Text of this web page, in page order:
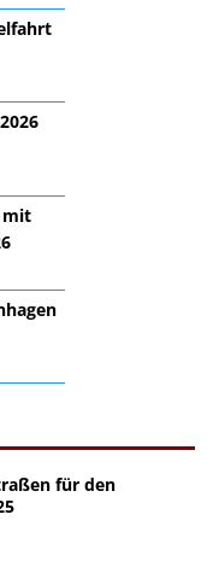
mit
für den